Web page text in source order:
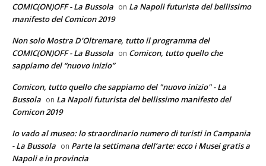
COMIC(ON)OFF - La Bussola on La Napoli futurista del bellissimo
manifesto del Comicon 2019
Non solo Mostra D'Oltremare, tutto il programma del
COMIC(ON)OFF - La Bussola on Comicon, tutto quello che
sappiamo del “nuovo inizio”
Comicon, tutto quello che sappiamo del "nuovo inizio" - La
Bussola on La Napoli futurista del bellissimo manifesto del
Comicon 2019
Io vado al museo: lo straordinario numero di turisti in Campania
- La Bussola on Parte la settimana dell’arte: ecco i Musei gratis a
Napoli e in provincia